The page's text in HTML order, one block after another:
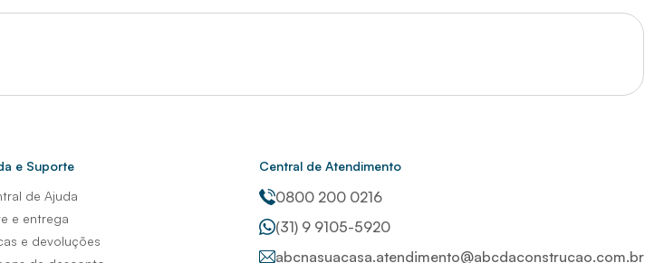
e Suporte
de Ajuda
e entrega
e devoluções
Central de Atendimento
0800 200 0216
(31) 9 9105-5920
abcnasuacasa.atendimento@abcdaconstrucao.com.br